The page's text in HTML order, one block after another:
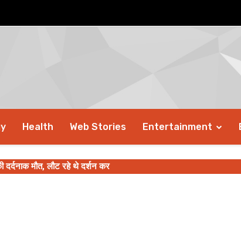
Health Web Stories Entertainment
दर्दनाक मौत, लौट रहे थे दर्शन कर
की वापसी पर जहीर खान ने रखी अपनी बात